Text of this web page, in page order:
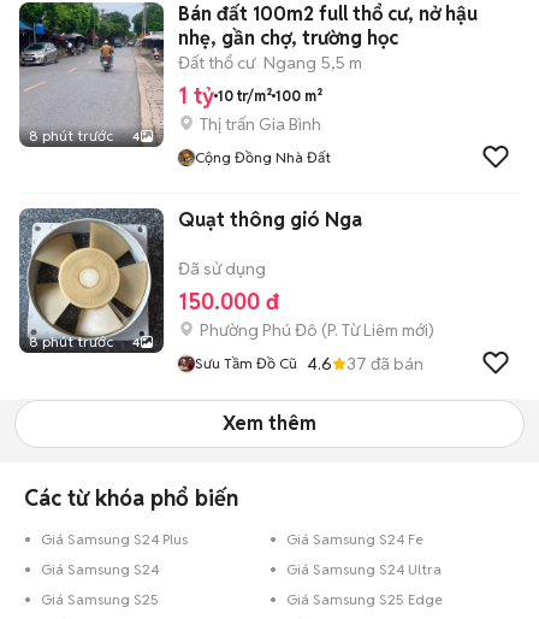
8 phút trước 4
Bán đất 100m2 full thổ cư, nở hậu
nhẹ, gần chợ, trường học
Đất thổ cư Ngang 5,5 m
1 tỷ 10 tr/m² 100 m²
Thị trấn Gia Bình
Cộng Đồng Nhà Đất
8 phút trước 4
Quạt thông gió Nga
Đã sử dụng
150.000 đ
Phường Phú Đô (P. Từ Liêm mới)
Sưu Tầm Đồ Cũ 4.6 37 đã bán
Xem thêm
Các từ khóa phổ biến
Giá Samsung S24 Plus
Giá Samsung S24 Fe
Giá Samsung S24
Giá Samsung S24 Ultra
Giá Samsung S25
Giá Samsung S25 Edge